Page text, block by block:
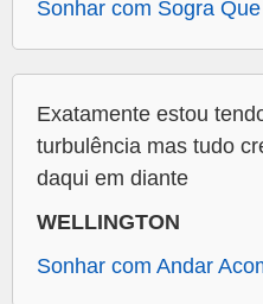
Sonhar com Sogra
Exatamente estou
turbulência mas tudo
daqui em diante
WELLINGTON
Sonhar com Andar